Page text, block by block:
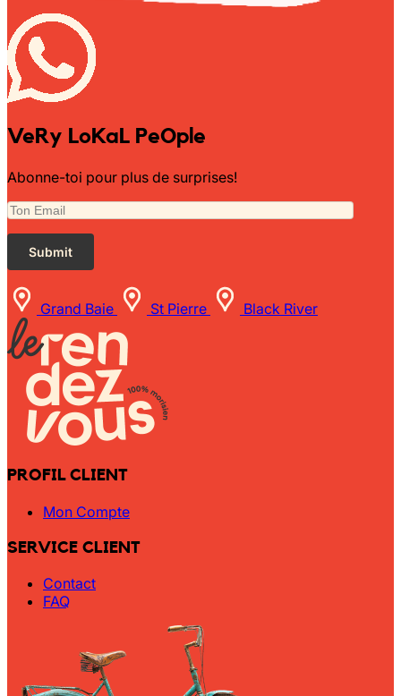
VeRy LoKaL PeOple
Abonne-toi pour plus de surprises!
Grand Baie St Pierre Black River
PROFIL CLIENT
Mon Compte
SERVICE CLIENT
Contact
FAQ